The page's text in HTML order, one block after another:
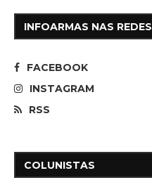
INFOARMAS NAS REDES
FACEBOOK
INSTAGRAM
RSS
COLUNISTAS